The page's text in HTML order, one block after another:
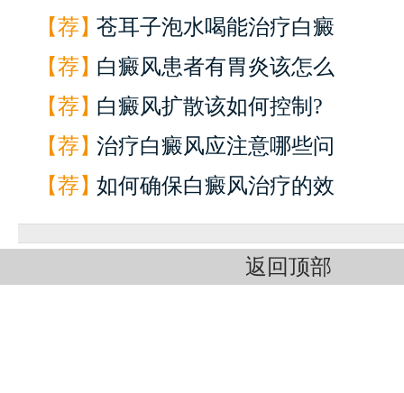
【荐】苍耳子泡水喝能治疗白癜
【荐】白癜风患者有胃炎该怎么
【荐】白癜风扩散该如何控制?
【荐】治疗白癜风应注意哪些问
【荐】如何确保白癜风治疗的效
返回顶部